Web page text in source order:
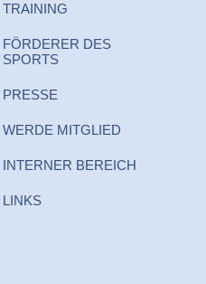
TRAINING
FÖRDERER DES
SPORTS
PRESSE
WERDE MITGLIED
INTERNER BEREICH
LINKS